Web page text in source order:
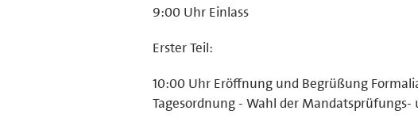
9:00 Uhr Einlass
Erster Teil:
10:00 Uhr Eröffnung und Begrüßung
Tagesordnung - Wahl der Mandatsprüfungs-